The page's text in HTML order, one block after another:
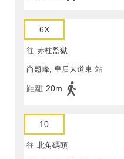
6X
往 赤柱監獄
尚翹峰, 皇后大道東 站
距離 20m
10
往 北角碼頭